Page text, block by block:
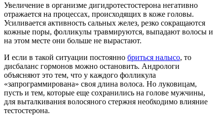
Увеличение в организме дигидротестостерона негативно
отражается на процессах, происходящих в коже головы.
Усиливается активность сальных желез, резко сокращаются
кожные поры, фолликулы травмируются, выпадают волосы и
на этом месте они больше не вырастают.
И если в такой ситуации постоянно бриться налысо, то
дисбаланс гормонов можно остановить. Андрологи
объясняют это тем, что у каждого фолликула
«запрограммирована» своя длина волоса. Но луковицам,
пусть и тем, которые еще сохранились на голове мужчины,
для выталкивания волосяного стержня необходимо влияние
тестостерона.